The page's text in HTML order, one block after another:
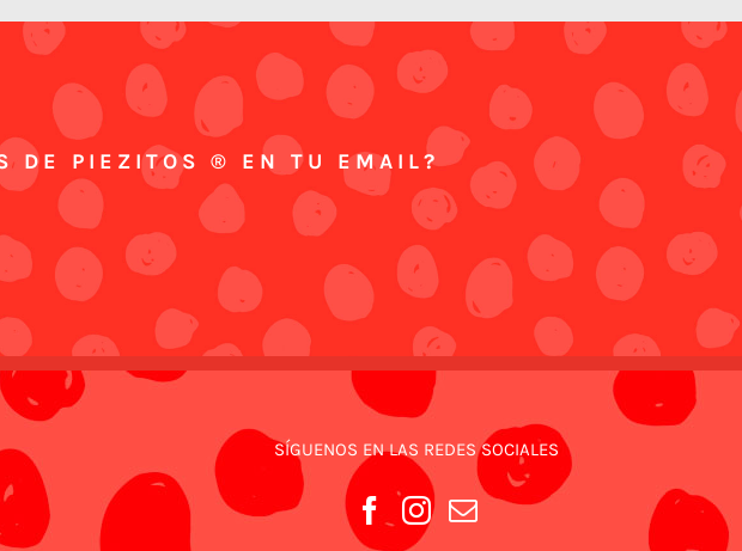
DE PIEZITOS ® EN TU EMAIL?
SÍGUENOS EN LAS REDES SOCIALES